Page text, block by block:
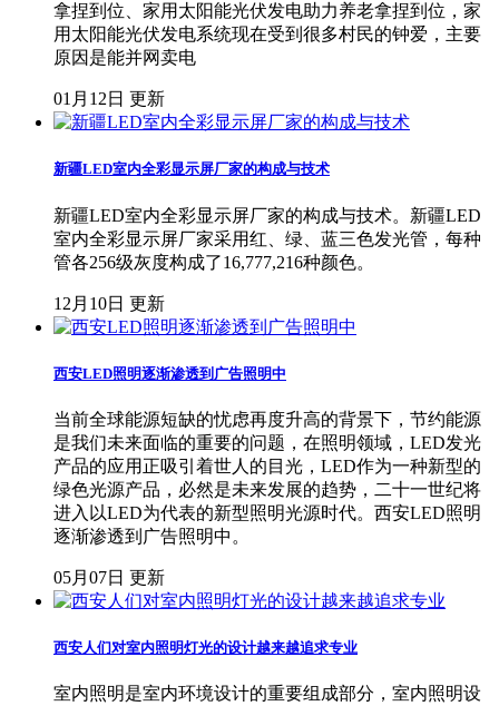
拿捏到位、家用太阳能光伏发电助力养老拿捏到位，家
用太阳能光伏发电系统现在受到很多村民的钟爱，主要
原因是能并网卖电
01月12日 更新
新疆LED室内全彩显示屏厂家的构成与技术
新疆LED室内全彩显示屏厂家的构成与技术。新疆LED
室内全彩显示屏厂家采用红、绿、蓝三色发光管，每种
管各256级灰度构成了16,777,216种颜色。
12月10日 更新
西安LED照明逐渐渗透到广告照明中
当前全球能源短缺的忧虑再度升高的背景下，节约能源
是我们未来面临的重要的问题，在照明领域，LED发光
产品的应用正吸引着世人的目光，LED作为一种新型的
绿色光源产品，必然是未来发展的趋势，二十一世纪将
进入以LED为代表的新型照明光源时代。西安LED照明
逐渐渗透到广告照明中。
05月07日 更新
西安人们对室内照明灯光的设计越来越追求专业
室内照明是室内环境设计的重要组成部分，室内照明设